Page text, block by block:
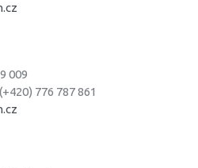
009
776 787 861